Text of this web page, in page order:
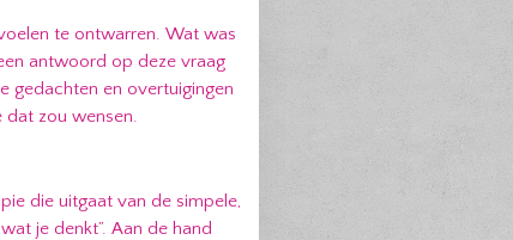
te ontwarren. Wat was
antwoord op deze vraag
gedachten en overtuigingen
dat zou wensen.
die uitgaat van de simpele,
je denkt”. Aan de hand